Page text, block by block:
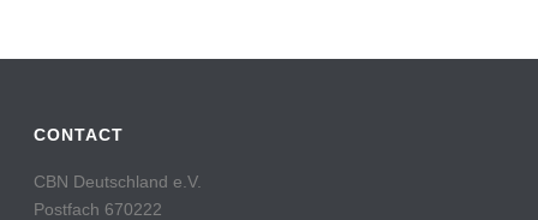
CONTACT
CBN Deutschland e.V.
Postfach 670222